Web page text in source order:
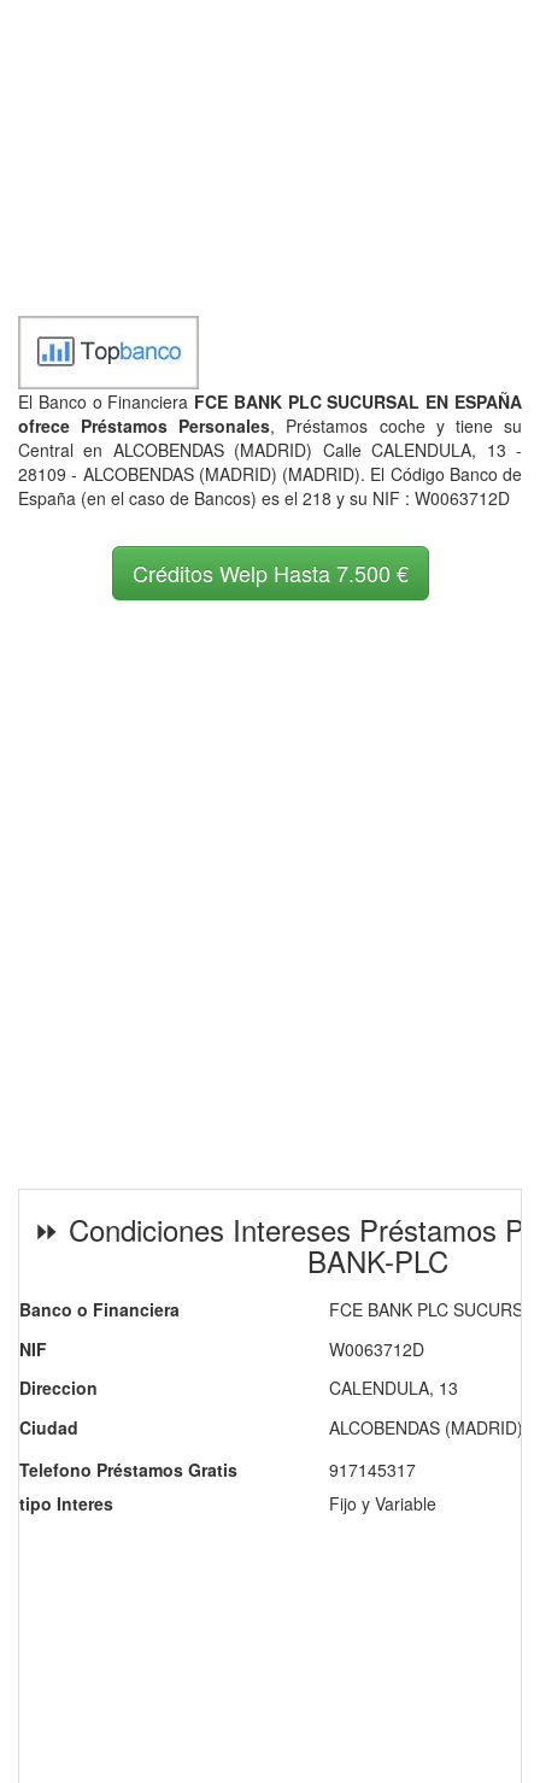
El Banco o Financiera FCE BANK PLC SUCURSAL EN ESPAÑA
ofrece Préstamos Personales, Préstamos coche y tiene su
Central en ALCOBENDAS (MADRID) Calle CALENDULA, 13 -
28109 - ALCOBENDAS (MADRID) (MADRID). El Código Banco de
España (en el caso de Bancos) es el 218 y su NIF : W0063712D
Créditos Welp Hasta 7.500 €
⏩ Condiciones Intereses Préstamos
BANK-PLC
Banco o Financiera
FCE BANK PLC
NIF
W0063712D
Direccion
CALENDULA, 13
Ciudad
ALCOBENDAS (MADRID)
Telefono Préstamos Gratis
917145317
tipo Interes
Fijo y Variable